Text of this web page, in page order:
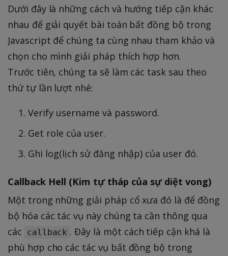
Dưới đây là những cách và hướng tiếp cận khác
nhau để giải quyết bài toán bất đồng bộ trong
Javascript để chúng ta cùng nhau tham khảo và
chọn cho mình giải pháp thích hợp hơn.
Trước tiên, chúng ta sẽ làm các task sau theo
thứ tự lần lượt nhé:
Verify username và password.
Get role của user.
Ghi log(lịch sử đăng nhập) của user đó.
Callback Hell (Kim tự tháp của sự diệt vong)
Một trong những giải pháp cổ xưa đó là để đồng
bộ hóa các tác vụ này chúng ta cần thông qua
các
callback . Đây là một cách tiếp cận khá là
phù hợp cho các tác vụ bất đồng bộ trong